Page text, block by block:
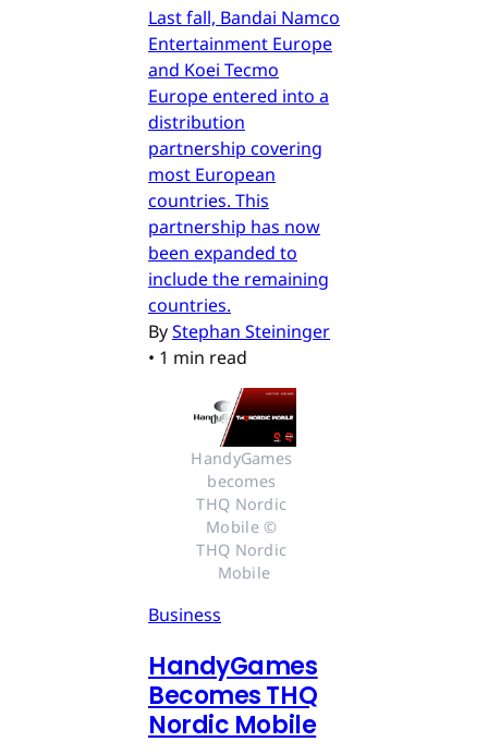
Last fall, Bandai Namco
Entertainment Europe
and Koei Tecmo
Europe entered into a
distribution
partnership covering
most European
countries. This
partnership has now
been expanded to
include the remaining
countries.
ByStephan Steininger
• 1 min read
HandyGames
becomes
THQ Nordic
Mobile ©
THQ Nordic
Mobile
Business
HandyGames
Becomes THQ
Nordic Mobile